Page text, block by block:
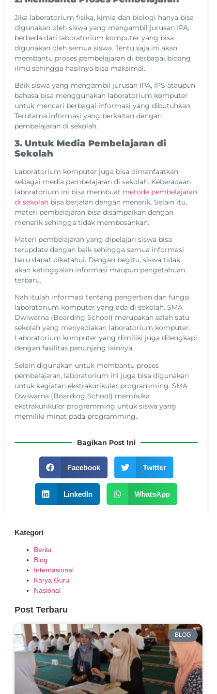
Jika laboratorium fisika, kimia dan biologi hanya bisa
digunakan oleh siswa yang mengambil jurusan IPA,
berbeda dari laboratorium komputer yang bisa
digunakan oleh semua siswa. Tentu saja ini akan
membantu proses pembelajaran di berbagai bidang
ilmu sehingga hasilnya bisa maksimal.
Baik siswa yang mengambil jurusan IPA, IPS ataupun
bahasa bisa menggunakan laboratorium komputer
untuk mencari berbagai informasi yang dibutuhkan.
Terutama informasi yang berkaitan dengan
pembelajaran di sekolah.
3. Untuk Media Pembelajaran di
Sekolah
Laboratorium komputer juga bisa dimanfaatkan
sebagai media pembelajaran di sekolah. Keberadaan
laboratorium ini bisa membuat metode pembelajaran
di sekolah bisa berjalan dengan menarik. Selain itu,
materi pembelajaran bisa disampaikan dengan
menarik sehingga tidak membosankan.
Materi pembelajaran yang dipelajari siswa bisa
terupdate dengan baik sehingga semua informasi
baru dapat diketahui. Dengan begitu, siswa tidak
akan ketinggalan informasi maupun pengetahuan
terbaru.
Nah itulah informasi tentang pengertian dan fungsi
laboratorium komputer yang ada di sekolah. SMA
Dwiwarna (Boarding School) merupakan salah satu
sekolah yang menyediakan laboratorium komputer.
Laboratorium komputer yang dimiliki juga dilengkapi
dengan fasilitas penunjang lainnya.
Selain digunakan untuk membantu proses
pembelajaran, laboratorium ini juga bisa digunakan
untuk kegiatan ekstrakurikuler programming. SMA
Dwiwarna (Boarding School) membuka
ekstrakurikuler programming untuk siswa yang
memiliki minat pada programming.
Bagikan Post Ini
Facebook Twitter
LinkedIn WhatsApp
Kategori
Berita
Blog
Internasional
Karya Guru
Nasional
Post Terbaru
BLOG